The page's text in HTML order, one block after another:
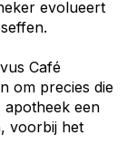
evolueert
Café
om precies die
een
voorbij het